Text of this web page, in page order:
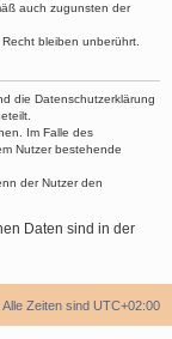
auch zugunsten der
bleiben unberührt.
die Datenschutzerklärung
Im Falle des
Nutzer bestehende
der Nutzer den
Daten sind in der
Alle Zeiten sind UTC+02:00